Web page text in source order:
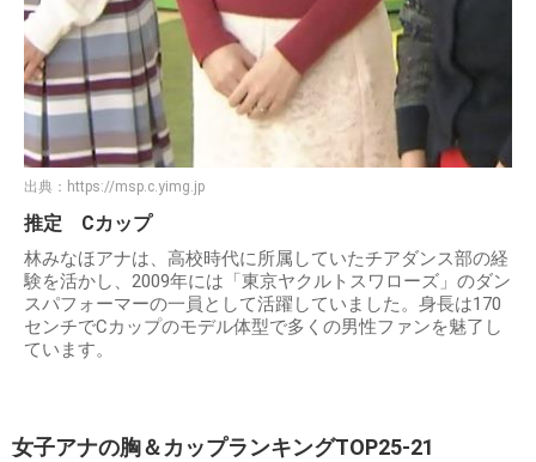
出典： https://msp.c.yimg.jp
推定 Cカップ
林みなほアナは、高校時代に所属していたチアダンス部の経
験を活かし、2009年には「東京ヤクルトスワローズ」のダン
スパフォーマーの一員として活躍していました。身長は170
センチでCカップのモデル体型で多くの男性ファンを魅了し
ています。
女子アナの胸＆カップランキングTOP25-21